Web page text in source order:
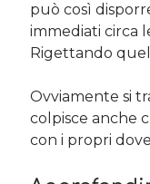
può così
immediati circa
Rigettando
Ovviamente si
colpisce anche
con i propri